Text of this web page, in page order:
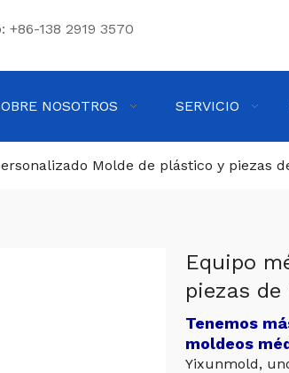
+86-138 2919 3570
NOSOTROS SERVICIO
Molde de plástico y piezas
Equipo
piezas de
Tenemos
moldeos
Yixunmold,